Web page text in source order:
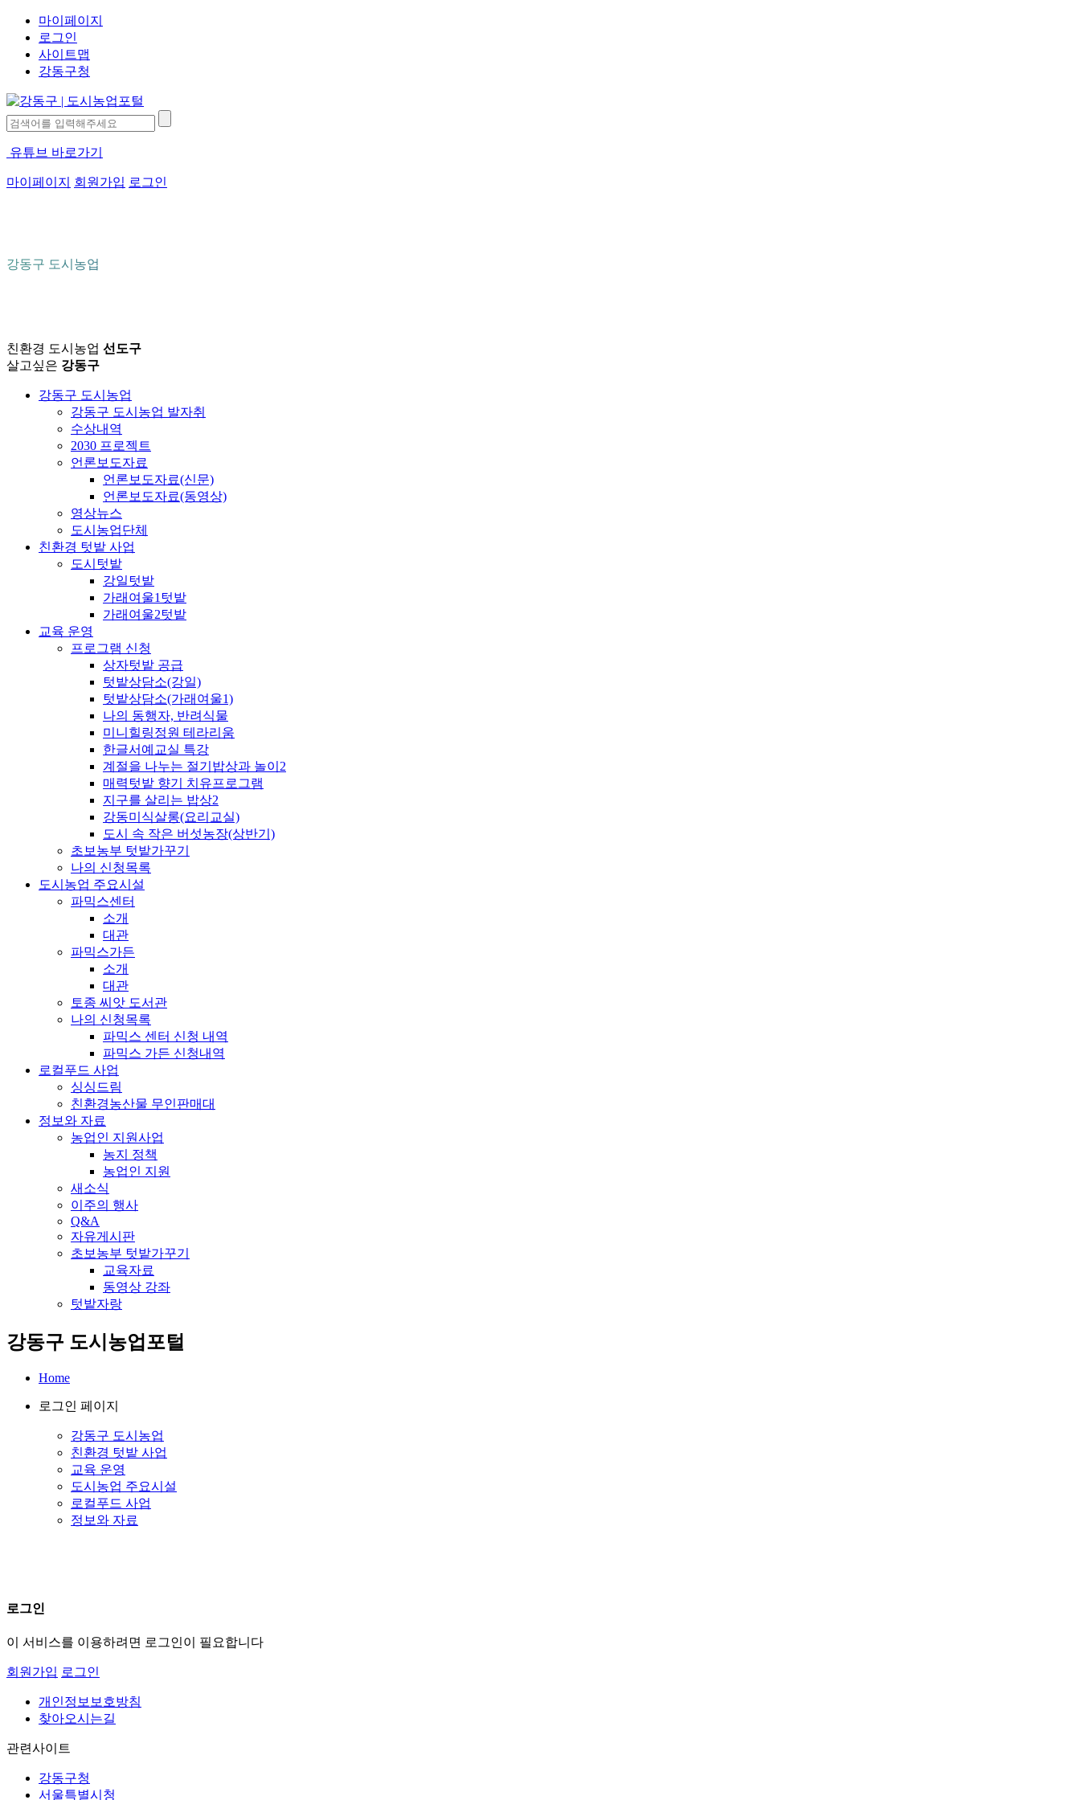
마이페이지
로그인
사이트맵
강동구청
유튜브 바로가기
마이페이지 회원가입 로그인
강동구 도시농업
친환경 도시농업 선도구
살고싶은 강동구
강동구 도시농업
강동구 도시농업 발자취
수상내역
2030 프로젝트
언론보도자료
언론보도자료(신문)
언론보도자료(동영상)
영상뉴스
도시농업단체
친환경 텃밭 사업
도시텃밭
강일텃밭
가래여울1텃밭
가래여울2텃밭
교육 운영
프로그램 신청
상자텃밭 공급
텃밭상담소(강일)
텃밭상담소(가래여울1)
나의 동행자, 반려식물
미니힐링정원 테라리움
한글서예교실 특강
계절을 나누는 절기밥상과 놀이2
매력텃밭 향기 치유프로그램
지구를 살리는 밥상2
강동미식살롱(요리교실)
도시 속 작은 버섯농장(상반기)
초보농부 텃밭가꾸기
나의 신청목록
도시농업 주요시설
파믹스센터
소개
대관
파믹스가든
소개
대관
토종 씨앗 도서관
나의 신청목록
파믹스 센터 신청 내역
파믹스 가든 신청내역
로컬푸드 사업
싱싱드림
친환경농산물 무인판매대
정보와 자료
농업인 지원사업
농지 정책
농업인 지원
새소식
이주의 행사
Q&A
자유게시판
초보농부 텃밭가꾸기
교육자료
동영상 강좌
텃밭자랑
강동구 도시농업포털
Home
로그인 페이지
강동구 도시농업
친환경 텃밭 사업
교육 운영
도시농업 주요시설
로컬푸드 사업
정보와 자료
로그인
이 서비스를 이용하려면 로그인이 필요합니다
회원가입 로그인
개인정보보호방침
찾아오시는길
관련사이트
강동구청
서울특별시청